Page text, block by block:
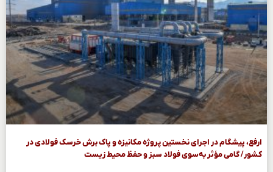
ارفع، پیشگام در اجرای نخستین پروژه مکانیزه و پاک برش خرسک فولادی در
کشور/ گامی مؤثر به‌سوی فولاد سبز و حفظ محیط زیست